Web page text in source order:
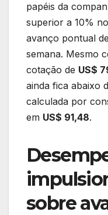
papéis da
superior a 10%
avanço pontual
semana. Mesmo
cotação de US$
ainda fica abaixo
calculada por
em US$ 91,48.
sobre